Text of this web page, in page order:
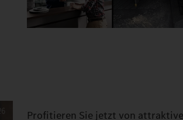
Profitieren Sie jetzt von